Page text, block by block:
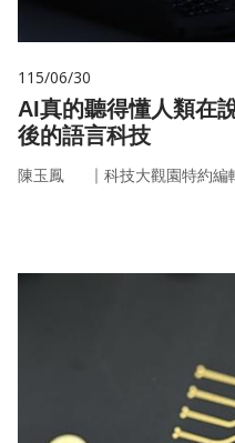
115/06/30
AI真的聽得懂人類在
後的語言科技
陳玉鳳 ｜ 科技大觀園特約編